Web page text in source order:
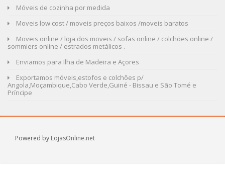
Móveis de cozinha por medida
Moveis low cost / moveis preços baixos /moveis baratos
Moveis online / loja dos moveis / sofas online / colchões online /
sommiers online / estrados metálicos .
Enviamos para Ilha de Madeira e Açores
Exportamos móveis,estofos e colchões p/
Angola,Moçambique,Cabo Verde,Guiné - Bissau e São Tomé e
Príncipe
Powered by LojasOnline.net